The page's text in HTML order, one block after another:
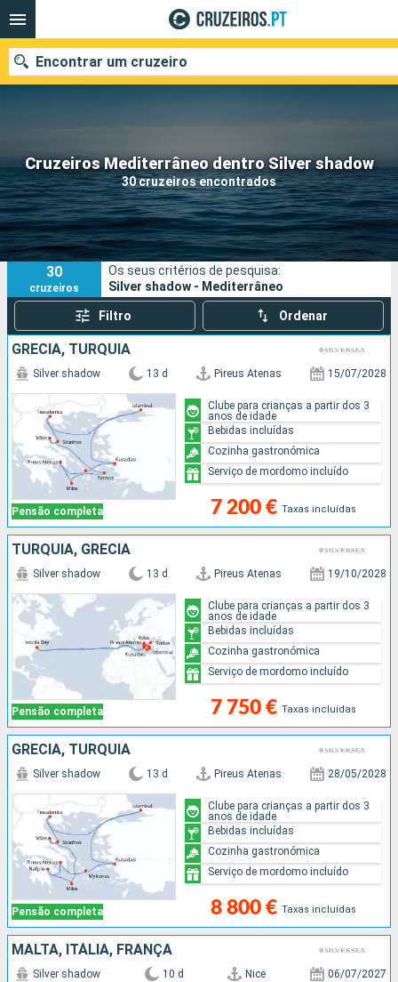
Cruzeiros Mediterrâneo dentro Silver shadow
30 cruzeiros encontrados
Encontrar um cruzeiro
Quando ir?
Data de partida
Portos Companhias
Pesquisar
30
cruzeiros
Os seus critérios de pesquisa:
Silver shadow - Mediterrâneo
Filtro Ordenar
GRÉCIA, TURQUIA
Pensão completa
Silver shadow 13 d Pireus Atenas 15/07/2028
7 200 € Taxas incluídas
Clube para crianças a partir dos 3
anos de idade
Bebidas incluídas
Cozinha gastronómica
Serviço de mordomo incluído
TURQUIA, GRÉCIA
Pensão completa
Silver shadow 13 d Pireus Atenas 19/10/2028
7 750 € Taxas incluídas
Clube para crianças a partir dos 3
anos de idade
Bebidas incluídas
Cozinha gastronómica
Serviço de mordomo incluído
GRÉCIA, TURQUIA
Pensão completa
Silver shadow 13 d Pireus Atenas 28/05/2028
8 800 € Taxas incluídas
Clube para crianças a partir dos 3
anos de idade
Bebidas incluídas
Cozinha gastronómica
Serviço de mordomo incluído
MALTA, ITÁLIA, FRANÇA
Silver shadow 10 d Nice 06/07/2027